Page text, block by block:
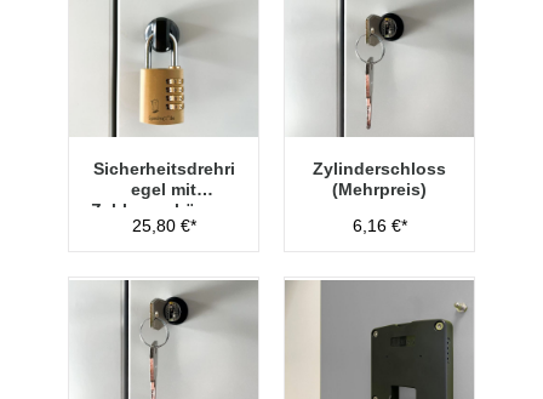
Sicherheitsdrehri
egel mit
Zahlenvorhänges
chloss Typ 1
25,80 €*
Zylinderschloss
(Mehrpreis)
6,16 €*